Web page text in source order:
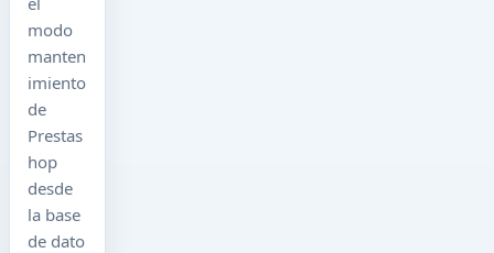
modo
manten
imiento
de
Prestas
hop
desde
la base
de dato